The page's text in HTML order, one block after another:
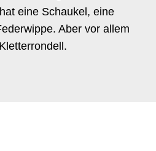
eine Schaukel, eine
Aber vor allem